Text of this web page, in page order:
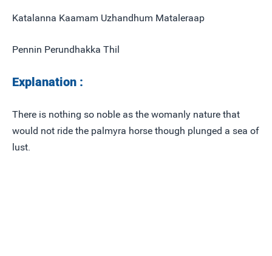
Katalanna Kaamam Uzhandhum Mataleraap
Pennin Perundhakka Thil
Explanation :
There is nothing so noble as the womanly nature that
would not ride the palmyra horse though plunged a sea of
lust.